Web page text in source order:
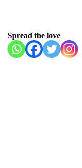
Spread the love